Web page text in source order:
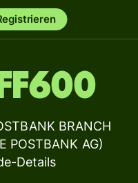
BRANCH
POSTBANK AG)
Details